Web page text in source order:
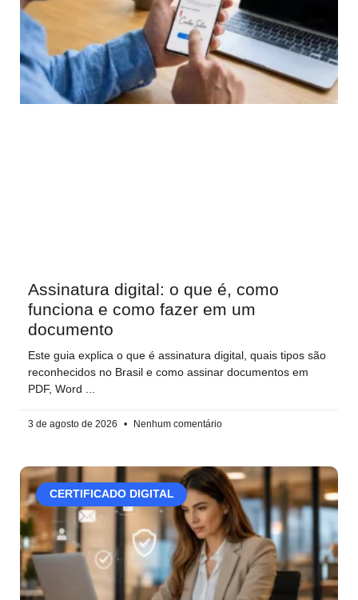
Assinatura digital: o que é, como
funciona e como fazer em um
documento
Este guia explica o que é assinatura digital, quais tipos são
reconhecidos no Brasil e como assinar documentos em
PDF, Word
3 de agosto de 2026 Nenhum comentário
CERTIFICADO DIGITAL